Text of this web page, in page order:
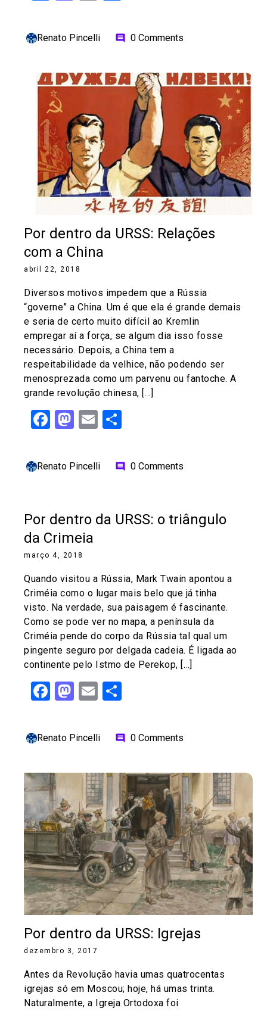
Renato Pincelli comment 0 Comments
Por dentro da URSS: Relações
com a China
abril 22, 2018
Diversos motivos impedem que a Rússia
“governe” a China. Um é que ela é grande demais
e seria de certo muito difícil ao Kremlin
empregar aí a força, se algum dia isso fosse
necessário. Depois, a China tem a
respeitabilidade da velhice, não podendo ser
menosprezada como um parvenu ou fantoche. A
grande revolução chinesa, […]
Facebook
Mastodon
Email
Renato Pincelli comment 0 Comments
Por dentro da URSS: o triângulo
da Crimeia
março 4, 2018
Quando visitou a Rússia, Mark Twain apontou a
Criméia como o lugar mais belo que já tinha
visto. Na verdade, sua paisagem é fascinante.
Como se pode ver no mapa, a península da
Criméia pende do corpo da Rússia tal qual um
pingente seguro por delgada cadeia. É ligada ao
continente pelo Istmo de Perekop, […]
Facebook
Mastodon
Email
Renato Pincelli comment 0 Comments
Por dentro da URSS: Igrejas
dezembro 3, 2017
Antes da Revolução havia umas quatrocentas
igrejas só em Moscou; hoje, há umas trinta.
Naturalmente, a Igreja Ortodoxa foi